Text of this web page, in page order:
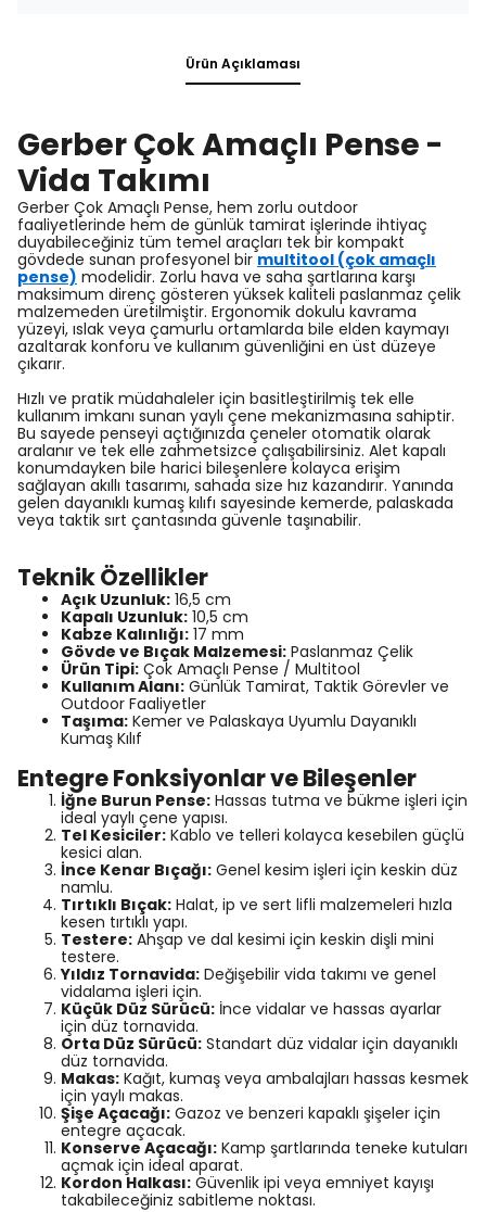
Ürün Açıklaması
Gerber Çok Amaçlı Pense -
Vida Takımı
Gerber Çok Amaçlı Pense, hem zorlu outdoor
faaliyetlerinde hem de günlük tamirat işlerinde ihtiyaç
duyabileceğiniz tüm temel araçları tek bir kompakt
gövdede sunan profesyonel bir multitool (çok amaçlı
pense) modelidir. Zorlu hava ve saha şartlarına karşı
maksimum direnç gösteren yüksek kaliteli paslanmaz çelik
malzemeden üretilmiştir. Ergonomik dokulu kavrama
yüzeyi, ıslak veya çamurlu ortamlarda bile elden kaymayı
azaltarak konforu ve kullanım güvenliğini en üst düzeye
çıkarır.
Hızlı ve pratik müdahaleler için basitleştirilmiş tek elle
kullanım imkanı sunan yaylı çene mekanizmasına sahiptir.
Bu sayede penseyi açtığınızda çeneler otomatik olarak
aralanır ve tek elle zahmetsizce çalışabilirsiniz. Alet kapalı
konumdayken bile harici bileşenlere kolayca erişim
sağlayan akıllı tasarımı, sahada size hız kazandırır. Yanında
gelen dayanıklı kumaş kılıfı sayesinde kemerde, palaskada
veya taktik sırt çantasında güvenle taşınabilir.
Teknik Özellikler
Açık Uzunluk: 16,5 cm
Kapalı Uzunluk: 10,5 cm
Kabze Kalınlığı: 17 mm
Gövde ve Bıçak Malzemesi: Paslanmaz Çelik
Ürün Tipi: Çok Amaçlı Pense / Multitool
Kullanım Alanı: Günlük Tamirat, Taktik Görevler ve
Outdoor Faaliyetler
Taşıma: Kemer ve Palaskaya Uyumlu Dayanıklı
Kumaş Kılıf
Entegre Fonksiyonlar ve Bileşenler
İğne Burun Pense: Hassas tutma ve bükme işleri için
ideal yaylı çene yapısı.
Tel Kesiciler: Kablo ve telleri kolayca kesebilen güçlü
kesici alan.
İnce Kenar Bıçağı: Genel kesim işleri için keskin düz
namlu.
Tırtıklı Bıçak: Halat, ip ve sert lifli malzemeleri hızla
kesen tırtıklı yapı.
Testere: Ahşap ve dal kesimi için keskin dişli mini
testere.
Yıldız Tornavida: Değişebilir vida takımı ve genel
vidalama işleri için.
Küçük Düz Sürücü: İnce vidalar ve hassas ayarlar
için düz tornavida.
Orta Düz Sürücü: Standart düz vidalar için dayanıklı
düz tornavida.
Makas: Kağıt, kumaş veya ambalajları hassas kesmek
için yaylı makas.
Şişe Açacağı: Gazoz ve benzeri kapaklı şişeler için
entegre açacak.
Konserve Açacağı: Kamp şartlarında teneke kutuları
açmak için ideal aparat.
Kordon Halkası: Güvenlik ipi veya emniyet kayışı
takabileceğiniz sabitleme noktası.